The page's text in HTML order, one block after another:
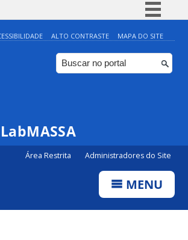
Simplifique!
Comunica BR
Participe
ALTO CONTRASTE MAPA DO SITE
Área Restrita Administradores do Site
MENU